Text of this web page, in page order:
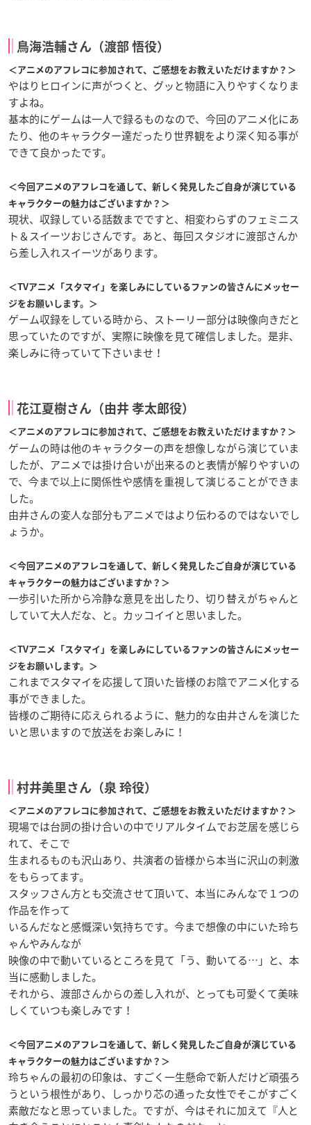
鳥海浩輔さん（渡部 悟役）
＜アニメのアフレコに参加されて、ご感想をお教えいただけますか？＞
やはりヒロインに声がつくと、グッと物語に入りやすくなりま
すよね。
基本的にゲームは一人で録るものなので、今回のアニメ化にあ
たり、他のキャラクター達だったり世界観をより深く知る事が
できて良かったです。
＜今回アニメのアフレコを通して、新しく発見したご自身が演じている
キャラクターの魅力はございますか？＞
現状、収録している話数までですと、相変わらずのフェミニス
ト＆スイーツおじさんです。あと、毎回スタジオに渡部さんか
ら差し入れスイーツがあります。
＜TVアニメ「スタマイ」を楽しみにしているファンの皆さんにメッセー
ジをお願いします。＞
ゲーム収録をしている時から、ストーリー部分は映像向きだと
思っていたのですが、実際に映像を見て確信しました。是非、
楽しみに待っていて下さいませ！
花江夏樹さん（由井 孝太郎役）
＜アニメのアフレコに参加されて、ご感想をお教えいただけますか？＞
ゲームの時は他のキャラクターの声を想像しながら演じていま
したが、アニメでは掛け合いが出来るのと表情が解りやすいの
で、今まで以上に関係性や感情を重視して演じることができま
した。
由井さんの変人な部分もアニメではより伝わるのではないでし
ょうか。
＜今回アニメのアフレコを通して、新しく発見したご自身が演じている
キャラクターの魅力はございますか？＞
一歩引いた所から冷静な意見を出したり、切り替えがちゃんと
していて大人だな、と。カッコイイと思いました。
＜TVアニメ「スタマイ」を楽しみにしているファンの皆さんにメッセー
ジをお願いします。＞
これまでスタマイを応援して頂いた皆様のお陰でアニメ化する
事ができました。
皆様のご期待に応えられるように、魅力的な由井さんを演じた
いと思いますので放送をお楽しみに！
村井美里さん（泉 玲役）
＜アニメのアフレコに参加されて、ご感想をお教えいただけますか？＞
現場では台詞の掛け合いの中でリアルタイムでお芝居を感じら
れて、そこで
生まれるものも沢山あり、共演者の皆様から本当に沢山の刺激
をもらってます。
スタッフさん方とも交流させて頂いて、本当にみんなで１つの
作品を作って
いるんだなと感慨深い気持ちです。今まで想像の中にいた玲ち
ゃんやみんなが
映像の中で動いているところを見て「う、動いてる…」と、本
当に感動しました。
それから、渡部さんからの差し入れが、とっても可愛くて美味
しくていつも楽しみです！
＜今回アニメのアフレコを通して、新しく発見したご自身が演じている
キャラクターの魅力はございますか？＞
玲ちゃんの最初の印象は、すごく一生懸命で新人だけど頑張ろ
うという根性があり、しっかり芯の通った女性でそこがすごく
素敵だなと思っていました。ですが、今はそれに加えて『人と